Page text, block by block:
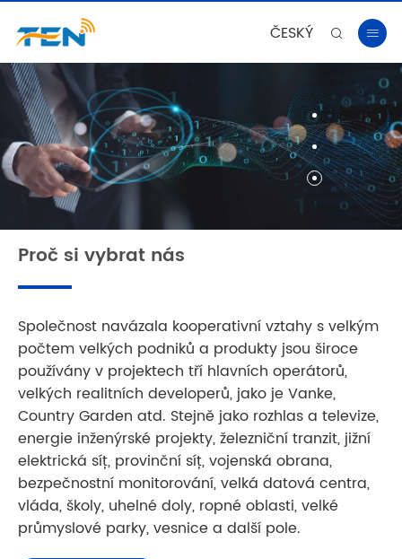
ČESKÝ  
Proč si vybrat nás
Společnost navázala kooperativní vztahy s velkým
počtem velkých podniků a produkty jsou široce
používány v projektech tří hlavních operátorů,
velkých realitních developerů, jako je Vanke,
Country Garden atd. Stejně jako rozhlas a televize,
energie inženýrské projekty, železniční tranzit, jižní
elektrická síť, provinční síť, vojenská obrana,
bezpečnostní monitorování, velká datová centra,
vláda, školy, uhelné doly, ropné oblasti, velké
průmyslové parky, vesnice a další pole.